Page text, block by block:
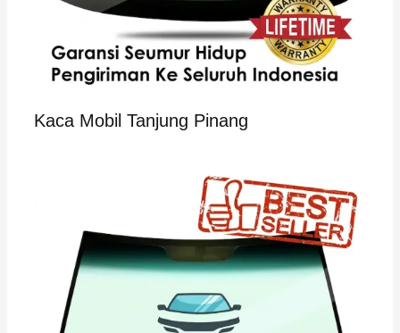
Kaca Mobil Tanjung Pinang